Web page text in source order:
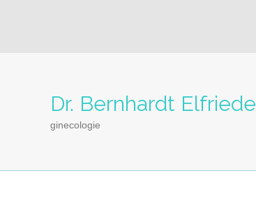
Dr. Bernhardt Elfriede
ginecologie